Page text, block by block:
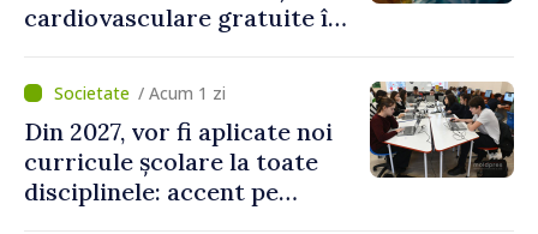
cardiovasculare gratuite în
/ Acum 1 zi
Din 2027, vor fi aplicate noi
curricule școlare la toate
disciplinele: accent pe